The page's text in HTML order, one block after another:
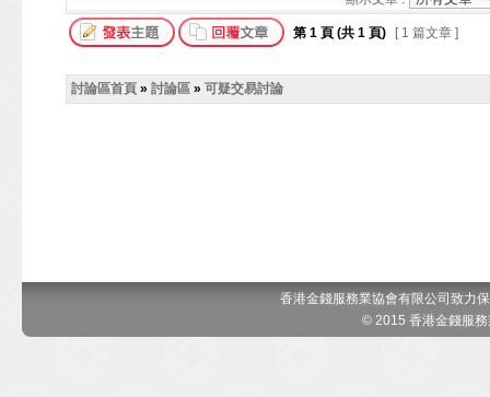
第 1 頁 (共 1 頁) [ 1 篇文章 ]
討論區首頁 » 討論區 » 可疑交易討論
香港金錢服務業協會有限公司致力
© 2015 香港金錢服